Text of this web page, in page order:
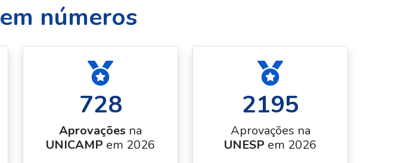
em números
728
Aprovações na
UNICAMP em 2026
2195
Aprovações na
UNESP em 2026